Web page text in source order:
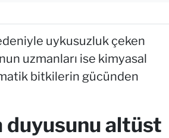
uykusuzluk çeken
uzmanları ise kimyasal
bitkilerin gücünden
duyusunu altüst